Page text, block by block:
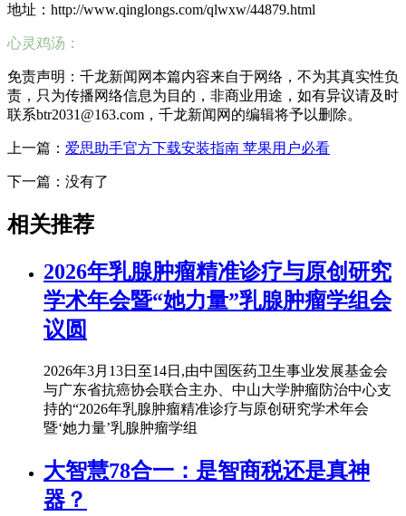
地址：http://www.qinglongs.com/qlwxw/44879.html
心灵鸡汤：
免责声明：千龙新闻网本篇内容来自于网络，不为其真实性负
责，只为传播网络信息为目的，非商业用途，如有异议请及时
联系btr2031@163.com，千龙新闻网的编辑将予以删除。
上一篇： 爱思助手官方下载安装指南 苹果用户必看
下一篇：没有了
相关推荐
2026年乳腺肿瘤精准诊疗与原创研究
学术年会暨“她力量”乳腺肿瘤学组会
议圆
2026年3月13日至14日,由中国医药卫生事业发展基金会
与广东省抗癌协会联合主办、中山大学肿瘤防治中心支
持的“2026年乳腺肿瘤精准诊疗与原创研究学术年会
暨‘她力量’乳腺肿瘤学组
大智慧78合一：是智商税还是真神
器？